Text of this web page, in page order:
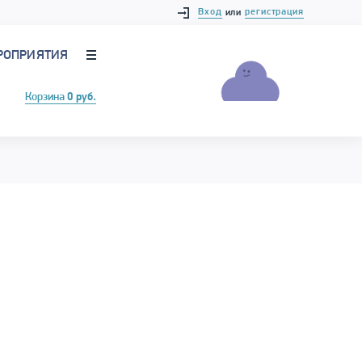
Вход или регистрация
Корзина 0 руб.